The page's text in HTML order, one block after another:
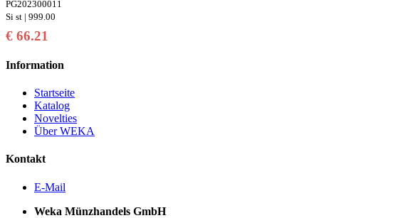
PG202300011
Si st | 999.00
€ 66.21
Information
Startseite
Katalog
Novelties
Über WEKA
Kontakt
E-Mail
Weka Münzhandels GmbH